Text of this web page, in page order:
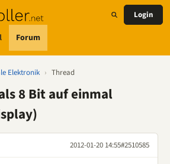
Forum
Login
Elektronik › Thread
8 Bit auf einmal
2012-01-20 14:55#2510585